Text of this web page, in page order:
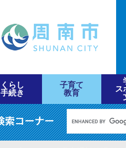
くらし
手続き
子育て
教育
ス